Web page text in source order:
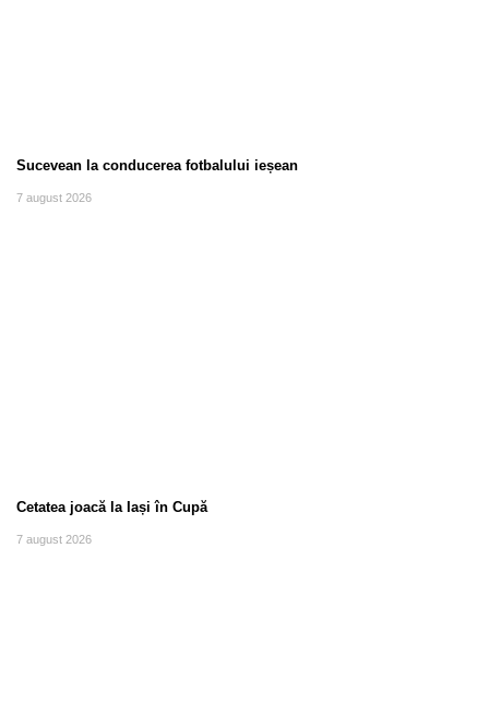
Sucevean la conducerea fotbalului ieșean
7 august 2026
Cetatea joacă la Iași în Cupă
7 august 2026